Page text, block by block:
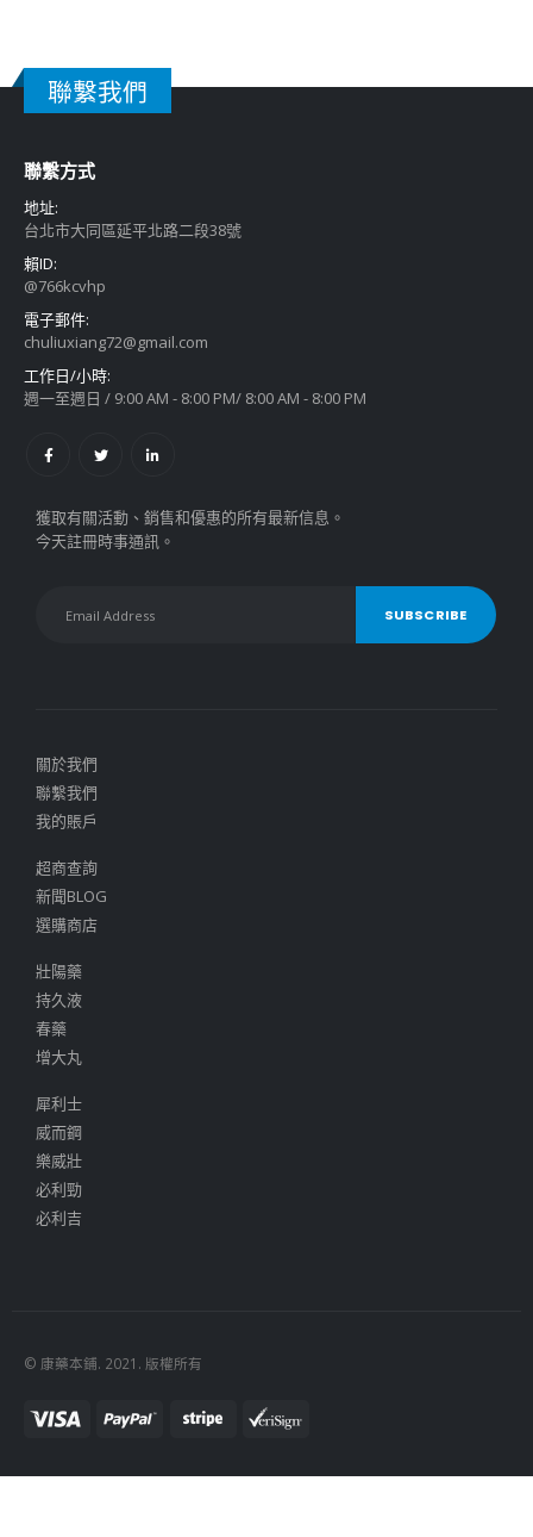
聯繫我們
聯繫方式
地址:
台北市大同區延平北路二段38號
賴ID:
@766kcvhp
電子郵件:
chuliuxiang72@gmail.com
工作日/小時:
週一至週日 / 9:00 AM - 8:00 PM/ 8:00 AM - 8:00 PM
獲取有關活動、銷售和優惠的所有最新信息。
今天註冊時事通訊。
關於我們
聯繫我們
我的賬戶
超商查詢
新聞BLOG
選購商店
壯陽藥
持久液
春藥
增大丸
犀利士
威而鋼
樂威壯
必利勁
必利吉
© 康藥本鋪. 2021. 版權所有